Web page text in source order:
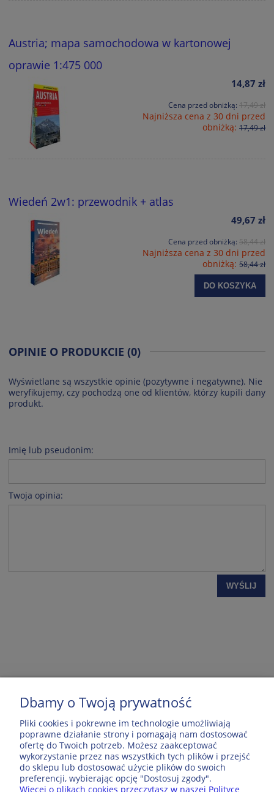
Austria; mapa samochodowa w kartonowej
oprawie 1:475 000
14,87 zł
Cena przed obniżką: 17,49 zł
Najniższa cena z 30 dni przed
obniżką: 17,49 zł
Wiedeń 2w1: przewodnik + atlas
49,67 zł
Cena przed obniżką: 58,44 zł
Najniższa cena z 30 dni przed
obniżką: 58,44 zł
DO KOSZYKA
OPINIE O PRODUKCIE (0)
Wyświetlane są wszystkie opinie (pozytywne i negatywne). Nie
weryfikujemy, czy pochodzą one od klientów, którzy kupili dany
produkt.
Imię lub pseudonim:
Twoja opinia:
WYŚLIJ
MOJE KONTO
POPULARNE PRODUKTY
Dbamy o Twoją prywatność
Pliki cookies i pokrewne im technologie umożliwiają
poprawne działanie strony i pomagają nam dostosować
ofertę do Twoich potrzeb. Możesz zaakceptować
wykorzystanie przez nas wszystkich tych plików i przejść
do sklepu lub dostosować użycie plików do swoich
preferencji, wybierając opcję "Dostosuj zgody".
Więcej o plikach cookies przeczytasz w naszej Polityce